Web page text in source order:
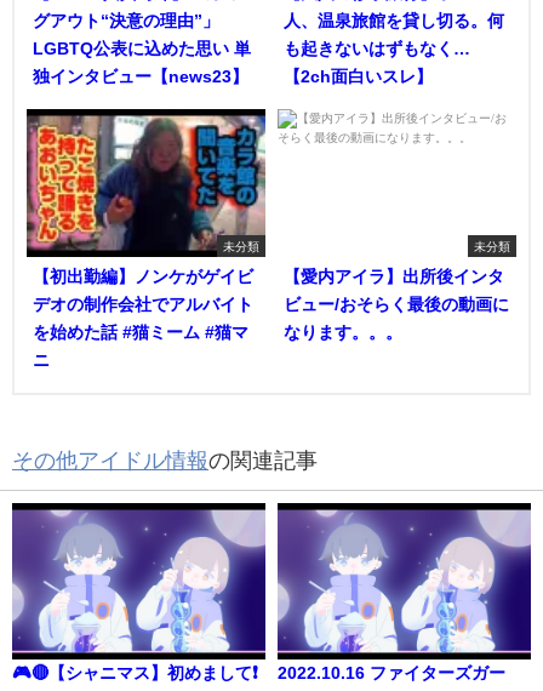
グアウト“決意の理由”」
LGBTQ公表に込めた思い 単
独インタビュー【news23】
人、温泉旅館を貸し切る。何
も起きないはずもなく…
【2ch面白いスレ】
未分類
【初出勤編】ノンケがゲイビ
デオの制作会社でアルバイト
を始めた話 #猫ミーム #猫マ
ニ
未分類
【愛内アイラ】出所後インタ
ビュー/おそらく最後の動画に
なります。。。
その他アイドル情報の関連記事
🎮🔴【シャニマス】初めまして❗️
2022.10.16 ファイターズガー